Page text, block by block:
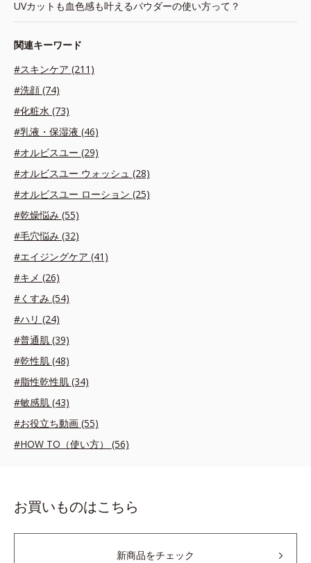
UVカットも血色感も叶えるパウダーの使い方って？
関連キーワード
#スキンケア (211)
#洗顔 (74)
#化粧水 (73)
#乳液・保湿液 (46)
#オルビスユー (29)
#オルビスユー ウォッシュ (28)
#オルビスユー ローション (25)
#乾燥悩み (55)
#毛穴悩み (32)
#エイジングケア (41)
#キメ (26)
#くすみ (54)
#ハリ (24)
#普通肌 (39)
#乾性肌 (48)
#脂性乾性肌 (34)
#敏感肌 (43)
#お役立ち動画 (55)
#HOW TO（使い方） (56)
お買いものはこちら
新商品をチェック